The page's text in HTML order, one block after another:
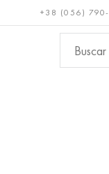
+38 (056)
Metales no
ferrosos